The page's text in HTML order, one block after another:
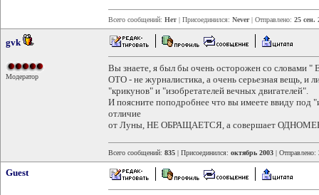
Всего сообщений: Нет | Присоединился: Never| Отправлено: 25 сен.
gvk
Модератор
Вы знаете, я был бы очень осторожен со словами "
ОТО - не журналистика, а очень серьезная вещь, и
"крикунов" и "изобретателей вечных двигателей".
И поясните поподробнее что вы имеете ввиду под
отличие
от Луны, НЕ ОБРАЩАЕТСЯ, а совершает
Всего сообщений: 835 | Присоединился: октябрь 2003 | Отправлено:
Guest